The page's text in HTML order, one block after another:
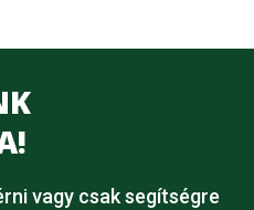
vagy csak segítségre